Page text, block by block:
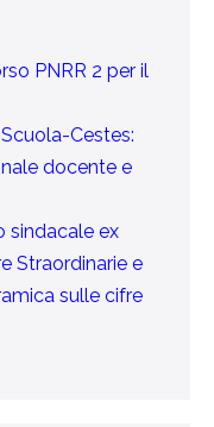
PNRR 2 per il
Cestes:
docente e
sindacale ex
Straordinarie e
sulle cifre